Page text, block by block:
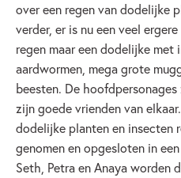
over een regen van dodelijke
verder, er is nu een veel
regen maar een dodelijke met
aardwormen, mega grote
beesten. De
zijn goede vrienden van
dodelijke planten en insecten
genomen en opgesloten in
Seth, Petra en Anaya worden